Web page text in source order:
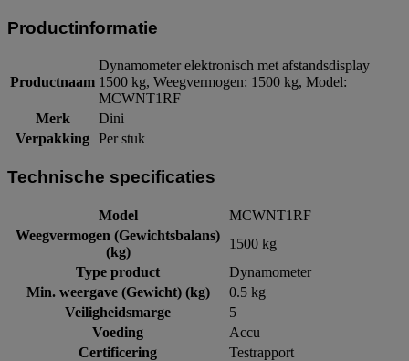
Productinformatie
Productnaam
Dynamometer elektronisch met afstandsdisplay
1500 kg, Weegvermogen: 1500 kg, Model:
MCWNT1RF
Merk
Dini
Verpakking Per stuk
Technische specificaties
Model
MCWNT1RF
Weegvermogen (Gewichtsbalans)
(kg)
1500 kg
Type product
Dynamometer
Min. weergave (Gewicht) (kg)
0.5 kg
Veiligheidsmarge
5
Voeding
Accu
Certificering
Testrapport